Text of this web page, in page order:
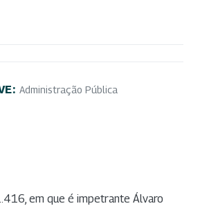
Administração Pública
em que é impetrante Álvaro